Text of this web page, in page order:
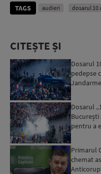
TAGS audieri dosarul 10
CITEȘTE ȘI
Dosarul
pedepse
Dosarul
pentru a
Primarul
chemat